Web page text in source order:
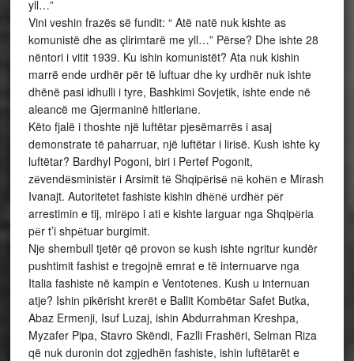
yll…”
Vini veshin frazës së fundit: “ Atë natë nuk kishte as
komunistë dhe as çlirimtarë me yll…” Përse? Dhe ishte 28
nëntori i vitit 1939. Ku ishin komunistët? Ata nuk kishin
marrë ende urdhër për të luftuar dhe ky urdhër nuk ishte
dhënë pasi idhulli i tyre, Bashkimi Sovjetik, ishte ende në
aleancë me Gjermaninë hitleriane.
Këto fjalë i thoshte një luftëtar pjesëmarrës i asaj
demonstrate të paharruar, një luftëtar i lirisë. Kush ishte ky
luftëtar? Bardhyl Pogoni, biri i Pertef Pogonit,
zёvendёsministёr i Arsimit tё Shqipёrisё nё kohёn e Mirash
Ivanajt. Autoritetet fashiste kishin dhёnё urdhёr pёr
arrestimin e tij, mirёpo i ati e kishte larguar nga Shqipёria
pёr t’i shpёtuar burgimit.
Nje shembull tjetër që provon se kush ishte ngritur kundër
pushtimit fashist e tregojnë emrat e të internuarve nga
Italia fashiste në kampin e Ventotenes. Kush u internuan
atje? Ishin pikërisht krerët e Ballit Kombëtar Safet Butka,
Abaz Ermenji, Isuf Luzaj, ishin Abdurrahman Kreshpa,
Myzafer Pipa, Stavro Skëndi, Fazlli Frashëri, Selman Riza
që nuk duronin dot zgjedhën fashiste, ishin luftëtarët e